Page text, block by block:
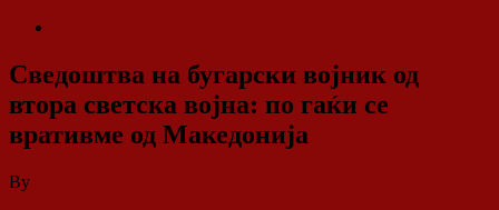
Сведоштва на бугарски војник од
втора светска војна: по гаќи се
вративме од Македонија
By